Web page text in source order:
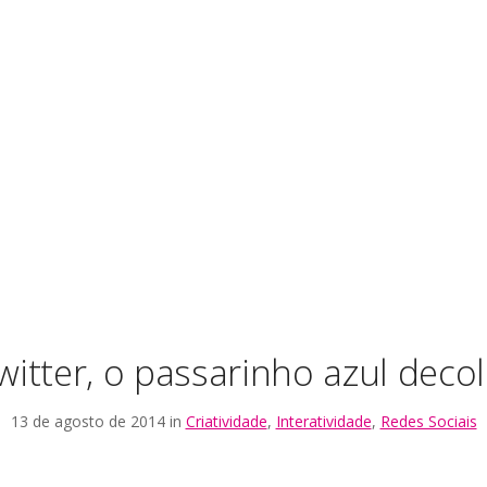
o passarinho azul
13 de agosto de 2014 in Criatividade, Interatividade, Redes Sociais